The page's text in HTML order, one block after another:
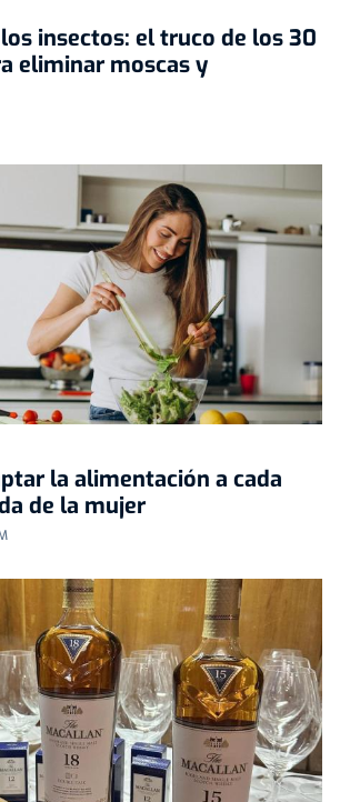
insectos: el truco de los 30
eliminar moscas y
la alimentación a cada
de la mujer